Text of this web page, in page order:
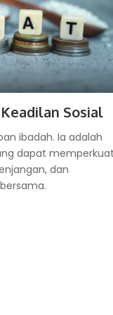
Sosial
ibadah. Ia adalah
dapat
dan